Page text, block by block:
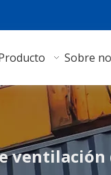
Sobre
ventilación